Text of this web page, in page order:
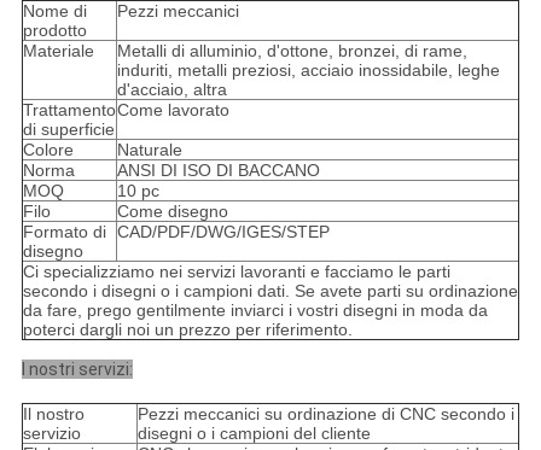
Nome di
prodotto
Pezzi meccanici
Materiale
Metalli di alluminio, d'ottone, bronzei, di rame,
induriti, metalli preziosi, acciaio inossidabile, leghe
d'acciaio, altra
Trattamento
di superficie
Come lavorato
Colore
Naturale
Norma
ANSI DI ISO DI BACCANO
MOQ
10 pc
Filo
Come disegno
Formato di
disegno
CAD/PDF/DWG/IGES/STEP
Ci specializziamo nei servizi lavoranti e facciamo le parti
secondo i disegni o i campioni dati. Se avete parti su ordinazione
da fare, prego gentilmente inviarci i vostri disegni in moda da
poterci dargli noi un prezzo per riferimento.
I nostri servizi:
Il nostro
servizio
Pezzi meccanici su ordinazione di CNC secondo i
disegni o i campioni del cliente